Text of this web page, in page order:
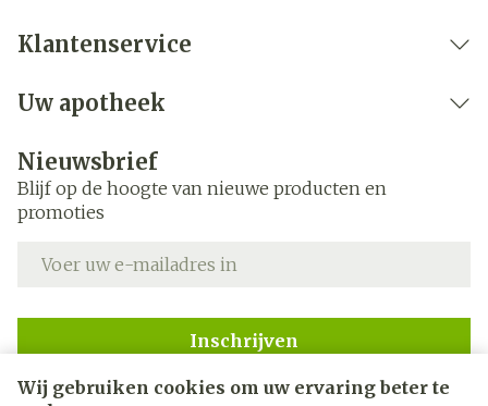
Wij gebruiken cookies om uw ervaring beter te
Klantenservice
Uw apotheek
Nieuwsbrief
Blijf op de hoogte van nieuwe producten en
promoties
Inschrijven
Door op inschrijven te klikken, schrijft u zich in voor onze